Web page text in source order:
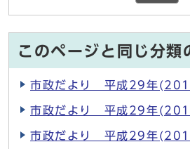
このページと同じ分類
市政だより 平成29年
市政だより 平成29年
市政だより 平成29年